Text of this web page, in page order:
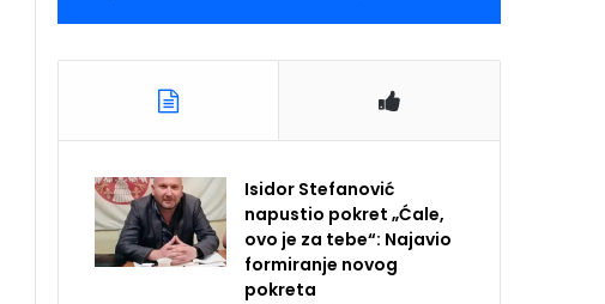
Isidor Stefanović
napustio pokret „Ćale,
ovo je za tebe“: Najavio
formiranje novog
pokreta